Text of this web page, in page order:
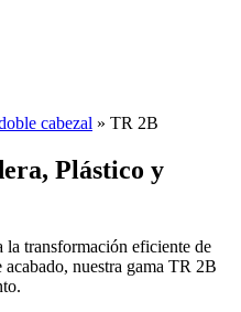
cabezal » TR 2B
Plástico y
la transformación eficiente de
nuestra gama TR 2B